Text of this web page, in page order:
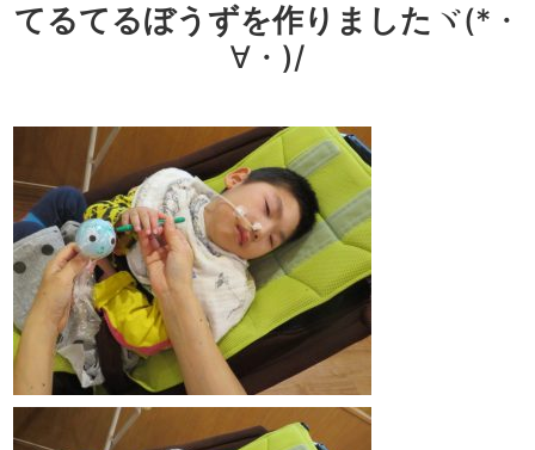
てるてるぼうずを作りました ヾ(*・
∀・)/